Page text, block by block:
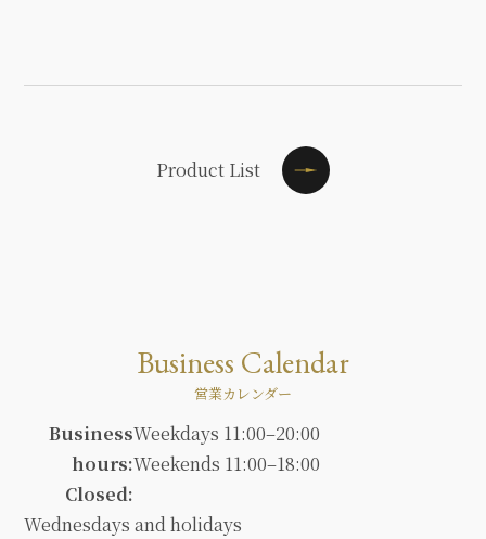
Product List
Business Calendar
営業カレンダー
Business
hours:
Weekdays 11:00–20:00
Weekends 11:00–18:00
Closed:
Wednesdays and holidays